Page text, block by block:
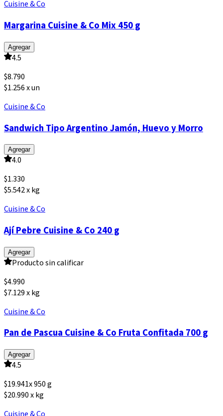
Cuisine & Co
Margarina Cuisine & Co Mix 450 g
Agregar
4.5
$8.790
$1.256 x un
Cuisine & Co
Sandwich Tipo Argentino Jamón, Huevo y Morro
Agregar
4.0
$1.330
$5.542 x kg
Cuisine & Co
Ají Pebre Cuisine & Co 240 g
Agregar
Producto sin calificar
$4.990
$7.129 x kg
Cuisine & Co
Pan de Pascua Cuisine & Co Fruta Confitada 700 g
Agregar
4.5
$19.941x950 g
$20.990 x kg